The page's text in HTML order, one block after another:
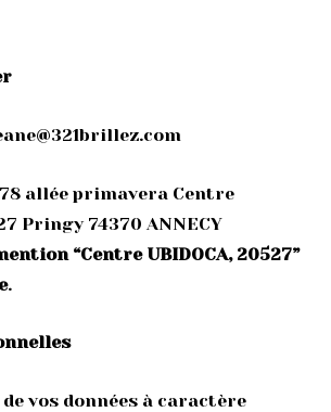
allée primavera Centre
Pringy 74370 ANNECY
“Centre UBIDOCA, 20527”
.
vos données à caractère